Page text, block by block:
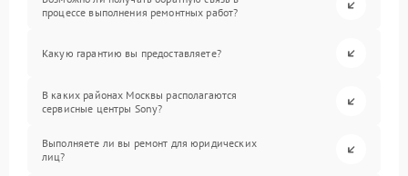
процессе выполнения ремонтных работ?
Какую гарантию вы предоставляете?
В каких районах Москвы располагаются
сервисные центры Sony?
Выполняете ли вы ремонт для юридических
лиц?